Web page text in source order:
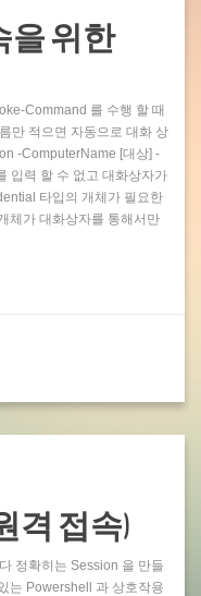
을 위한
Command 를 수행 할 때
만 적으면 자동으로 대화 상
-ComputerName [대상] -
입력 할 수 없고 대화상자가
타입의 개체가 필요한
체가 대화상자를 통해서만
원격 접속)
정확히는 Session 을 만들
는 Powershell 과 상호작용